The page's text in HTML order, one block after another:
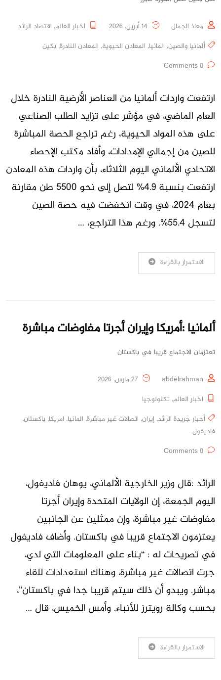
معاذ الجمال اخبار العالم, اقتصاد الرائد
ألمانيا والصين, المانيا, المعادن الحيوية, المعادن النادرة, بكين
ارتفعت واردات ألمانيا من العناصر الأرضية النادرة خلال
العام الماضي، في مؤشر على تزايد الطلب الصناعي
على هذه المواد الحيوية، رغم تراجع الحصة المباشرة
للصين من إجمالي الإمدادات، وأفاد مكتب الإحصاء
الاتحادي الألماني اليوم الثلاثاء، بأن واردات هذه المعادن
ارتفعت بنسبة 4.9% لتصل إلى نحو 5500 طن مقارنة
بعام 2024، في وقت انخفضت فيه حصة الصين
لتسجل 55.4%. ورغم هذا التراجع، …
الاستمرار بالقراءة
ألمانيا :أمريكا وإيران أجرتا مفاوضات مباشرة
تعتزمان الاجتماع قريبا في باكستان
abdelrahman
اخبار العالم, تكنولوجيا
أحبار جريدة الرائد, إيران, اتصالات غير مباشرة, المانيا, امريكا, باكستان,
فاديفول
الرائد :قال وزير الخارجية ‌الألماني، يوهان فاديفول،
اليوم الجمعة، إن الولايات المتحدة وإيران ⁠أجرتا
مفاوضات غير مباشرة، وإن ممثلين عن الجانبين
يعتزمون الاجتماع قريبا في باكستان. وأضاف فاديفول
في تصريحات له : “بناء على المعلومات التي لدي،
جرت اتصالات غير ⁠مباشرة، وهناك استعدادات للقاء
مباشر. ⁠ويبدو أن ذلك سيتم ⁠قريبا جدا في باكستان”،
بحسب وكالة رويترز للأنباء. وأمس الخميس، قال …
الاستمرار بالقراءة